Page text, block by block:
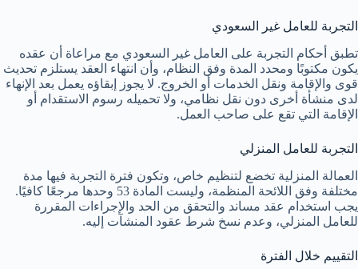
التجربة للعامل غير السعودي
تطبق أحكام التجربة على العامل غير السعودي مع مراعاة أن عقده
يكون مكتوبًا ومحدد المدة وفق النظام، وأن انتهاء العقد يستلزم تحديث
قوى والإقامة ونقل الخدمات أو الخروج. لا يجوز إبقاؤه يعمل بعد الإنهاء
لدى منشأة أخرى دون نقل نظامي، ولا تحميله رسوم الاستقدام أو
الإقامة التي تقع على صاحب العمل.
التجربة للعامل المنزلي
العمالة المنزلية تخضع لتنظيم خاص، وتكون فترة التجربة فيها مدة
مختلفة وفق اللائحة المنظمة، وليست المادة 53 وحدها مرجعًا كافيًا.
يجب استخدام عقد مساند والتحقق من الحد والإجراءات المقررة
للعامل المنزلي، وعدم نسخ شرط عقود المنشآت إليه.
التقييم خلال الفترة